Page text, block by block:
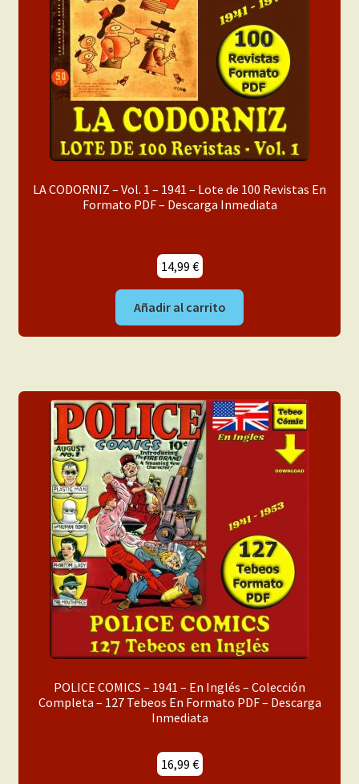
LA CODORNIZ – Vol. 1 – 1941 – Lote de 100 Revistas En
Formato PDF – Descarga Inmediata
14,99 €
Añadir al carrito
POLICE COMICS – 1941 – En Inglés – Colección
Completa – 127 Tebeos En Formato PDF – Descarga
Inmediata
16,99 €